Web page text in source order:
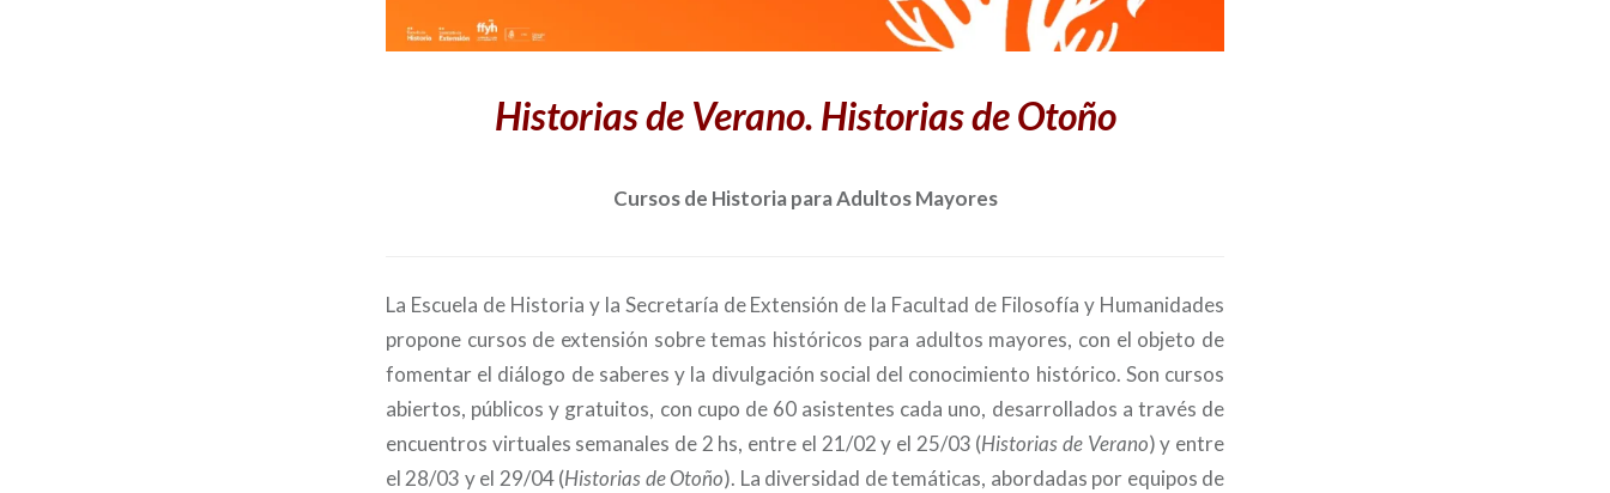
Historias de Verano. Historias de Otoño
Cursos de Historia para Adultos Mayores
La Escuela de Historia y la Secretaría de Extensión de la Facultad de Filosofía y Humanidades
propone cursos de extensión sobre temas históricos para adultos mayores, con el objeto de
fomentar el diálogo de saberes y la divulgación social del conocimiento histórico. Son cursos
abiertos, públicos y gratuitos, con cupo de 60 asistentes cada uno, desarrollados a través de
encuentros virtuales semanales de 2 hs, entre el 21/02 y el 25/03 (Historias de Verano) y entre
el 28/03 y el 29/04 (Historias de Otoño). La diversidad de temáticas, abordadas por equipos de